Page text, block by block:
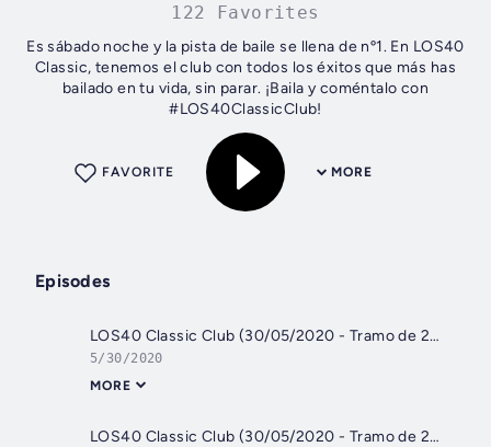
122 Favorites
Es sábado noche y la pista de baile se llena de nº1. En LOS40
Classic, tenemos el club con todos los éxitos que más has
bailado en tu vida, sin parar. ¡Baila y coméntalo con
#LOS40ClassicClub!
MORE
FAVORITE
Episodes
LOS40 Classic Club (30/05/2020 - Tramo de 23:00 a 23:59)
5/30/2020
MORE
LOS40 Classic Club (30/05/2020 - Tramo de 22:00 a 23:00)